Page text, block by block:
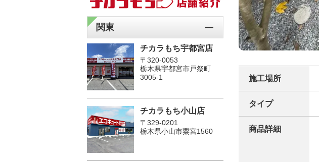
施工場所
タイプ
商品詳細
関東
チカラもち宇都宮店
〒320-0053
栃木県宇都宮市戸祭町
3005-1
チカラもち小山店
〒329-0201
栃木県小山市粟宮1560